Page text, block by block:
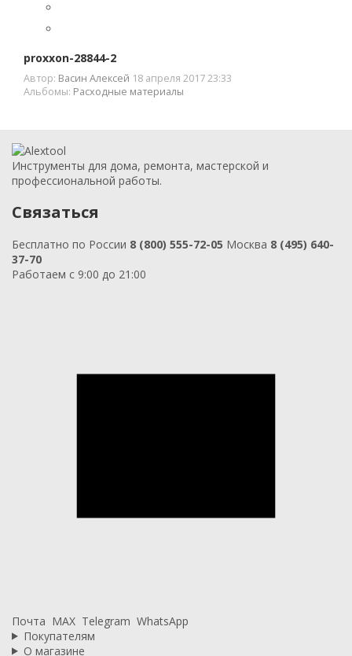
proxxon-28844-2
Автор: Васин Алексей 18 апреля 2017 23:33
Альбомы: Расходные материалы
Инструменты для дома, ремонта, мастерской и
профессиональной работы.
Связаться
Бесплатно по России 8 (800) 555-72-05 Москва 8 (495) 640-
37-70
Работаем с 9:00 до 21:00
Почта MAX Telegram WhatsApp
Покупателям
О магазине